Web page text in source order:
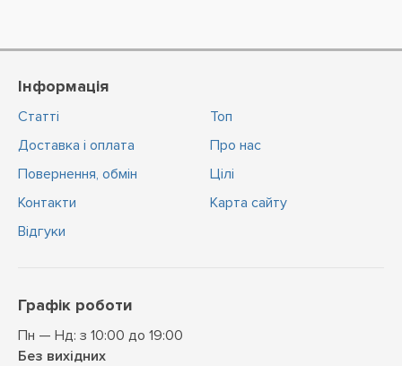
Інформація
Статті
Доставка і оплата
Повернення, обмін
Контакти
Відгуки
Топ
Про нас
Цiлi
Карта сайту
Графік роботи
Пн — Нд: з 10:00 до 19:00
Без вихідних